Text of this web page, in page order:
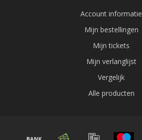
Account informatie
Mijn bestellingen
Mijn tickets
Mijn verlanglijst
Vergelijk
Alle producten